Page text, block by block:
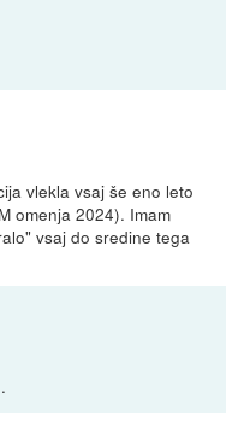
vlekla vsaj še eno leto
omenja 2024). Imam
vsaj do sredine tega